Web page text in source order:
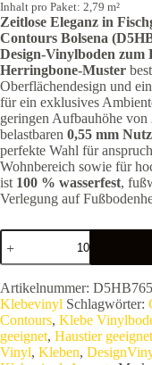
Inhalt pro Paket: 2,79 m²
Zeitlose Eleganz in
Contours Bolsena
Design-Vinylboden zum
Herringbone-Muster
Oberflächendesign und
für ein exklusives
geringen Aufbauhöhe von
belastbaren 0,55 mm
perfekte Wahl für
Wohnbereich sowie für
ist 100 % wasserfest,
Verlegung auf
Aspecta
Contours
Fischgrät
GD55
Bolsena
D5HB76524X
|
Premium
Klebe-
Artikelnummer:
Klebevinyl Schlagwörter:
Contours, Klebe
geeignet, Haustier geeignet
Vinyl, Kleben,